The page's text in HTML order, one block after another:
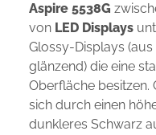
Aspire 5538G
von LED Displays
Glossy-Displays
glänzend) die eine
Oberfläche besitzen.
sich durch einen
dunkleres Schwarz